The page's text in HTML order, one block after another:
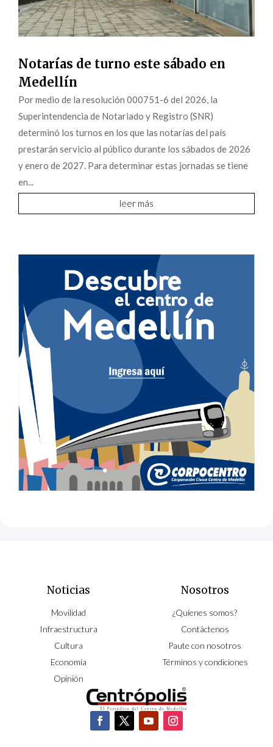
Notarías de turno este sábado en
Medellín
Por medio de la resolución 000751-6 del 2026, la
Superintendencia de Notariado y Registro (SNR)
determinó los turnos en los que las notarías del país
prestarán servicio al público durante los sábados de 2026
y enero de 2027. Para determinar estas jornadas se tiene
en...
leer más
Noticias
Movilidad
Infraestructura
Cultura
Economía
Opinión
Nosotros
¿Quíenes somos?
Contáctenos
Paute con nosotros
Términos y condiciones